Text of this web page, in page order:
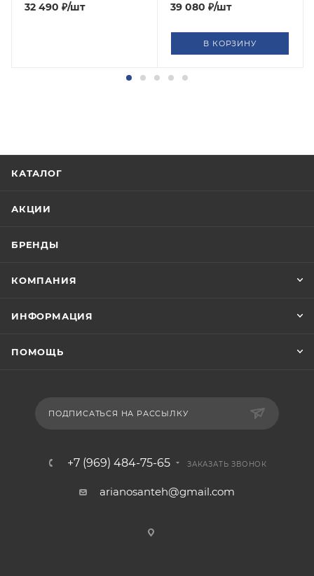
32 490 ₽/шт 39 080 ₽/шт
В КОРЗИНУ
КАТАЛОГ
АКЦИИ
БРЕНДЫ
КОМПАНИЯ
ИНФОРМАЦИЯ
ПОМОЩЬ
ПОДПИСАТЬСЯ НА РАССЫЛКУ
+7 (969) 484-75-65 ЗАКАЗАТЬ ЗВОНОК
arianosanteh@gmail.com